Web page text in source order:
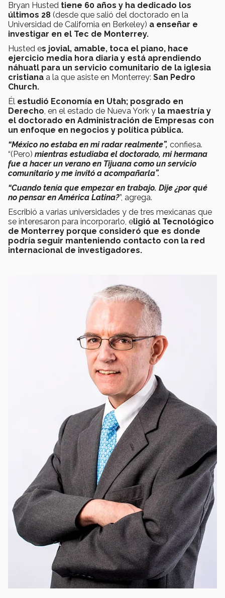
Bryan Husted tiene 60 años y ha dedicado los
últimos 28 (desde que salió del doctorado en la
Universidad de California en Berkeley) a enseñar e
investigar en el Tec de Monterrey.
Husted es jovial, amable, toca el piano, hace
ejercicio media hora diaria y está aprendiendo
náhuatl para un servicio comunitario de la iglesia
cristiana a la que asiste en Monterrey: San Pedro
Church.
Él estudió Economía en Utah; posgrado en
Derecho, en el estado de Nueva York y la maestría y
el doctorado en Administración de Empresas con
un enfoque en negocios y política pública.
“México no estaba en mi radar realmente”, confiesa.
“(Pero) mientras estudiaba el doctorado, mi hermana
fue a hacer un verano en Tijuana como un servicio
comunitario y me invitó a acompañarla”.
“Cuando tenía que empezar en trabajo. Dije ¿por qué
no pensar en América Latina?”, agrega.
Escribió a varias universidades y de tres mexicanas que
se interesaron para incorporarlo, eligió al Tecnológico
de Monterrey porque consideró que es donde
podría seguir manteniendo contacto con la red
internacional de investigadores.